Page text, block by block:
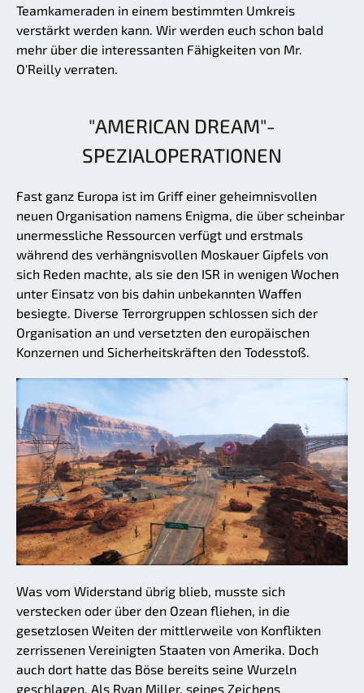
Teamkameraden in einem bestimmten Umkreis
verstärkt werden kann. Wir werden euch schon bald
mehr über die interessanten Fähigkeiten von Mr.
O'Reilly verraten.
"AMERICAN DREAM"-
SPEZIALOPERATIONEN
Fast ganz Europa ist im Griff einer geheimnisvollen
neuen Organisation namens Enigma, die über scheinbar
unermessliche Ressourcen verfügt und erstmals
während des verhängnisvollen Moskauer Gipfels von
sich Reden machte, als sie den ISR in wenigen Wochen
unter Einsatz von bis dahin unbekannten Waffen
besiegte. Diverse Terrorgruppen schlossen sich der
Organisation an und versetzten den europäischen
Konzernen und Sicherheitskräften den Todesstoß.
Was vom Widerstand übrig blieb, musste sich
verstecken oder über den Ozean fliehen, in die
gesetzlosen Weiten der mittlerweile von Konflikten
zerrissenen Vereinigten Staaten von Amerika. Doch
auch dort hatte das Böse bereits seine Wurzeln
geschlagen. Als Ryan Miller, seines Zeichens